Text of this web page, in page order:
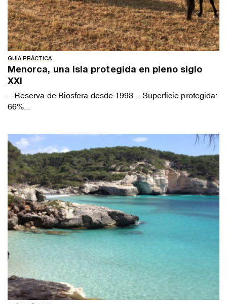
GUÍA PRÁCTICA
Menorca, una isla protegida en pleno siglo
XXI
– Reserva de Biosfera desde 1993 – Superficie protegida:
66%...